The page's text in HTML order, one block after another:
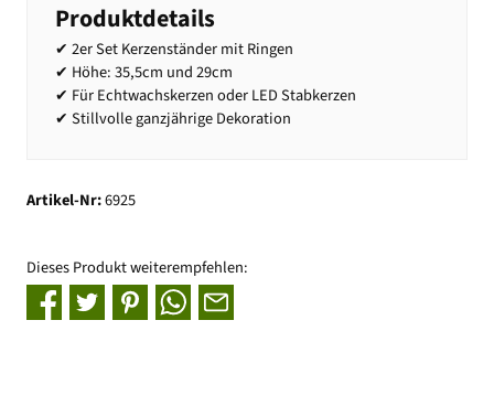
Produktdetails
✔ 2er Set Kerzenständer mit Ringen
✔ Höhe: 35,5cm und 29cm
✔ Für Echtwachskerzen oder LED Stabkerzen
✔ Stillvolle ganzjährige Dekoration
Artikel-Nr:6925
Dieses Produkt weiterempfehlen: